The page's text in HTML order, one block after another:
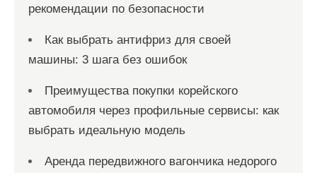
рекомендации по безопасности
Как выбрать антифриз для своей
машины: 3 шага без ошибок
Преимущества покупки корейского
автомобиля через профильные сервисы: как
выбрать идеальную модель
Аренда передвижного вагончика недорого